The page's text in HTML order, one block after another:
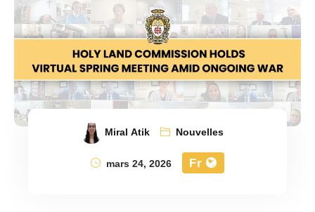
Miral Atik
Nouvelles
mars 24, 2026
Fr